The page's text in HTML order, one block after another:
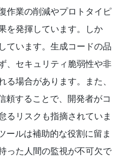
作業の削減やプロトタイピ
を発揮しています。しか
ています。生成コードの品
、セキュリティ脆弱性や非
る場合があります。また、
頼することで、開発者がコ
るリスクも指摘されていま
ールは補助的な役割に留ま
った人間の監視が不可欠で